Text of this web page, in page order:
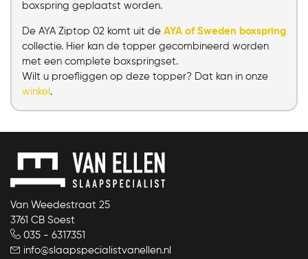
boxspring geplaatst worden.
De AYA Ziptop 02 komt uit de AYA of Sweden boxspring
collectie. Hier kan de topper gecombineerd worden
met een complete boxspringset.
Wilt u proefliggen op deze topper? Dat kan in onze
winkel .
Van Weedestraat 25
3761 CB Soest
035 - 6317351
info@slaapspecialistvanellen.nl